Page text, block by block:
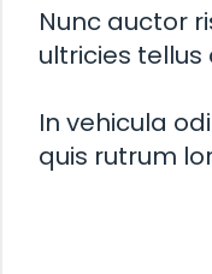
Nunc auctor
ultricies tellus
In vehicula
quis rutrum